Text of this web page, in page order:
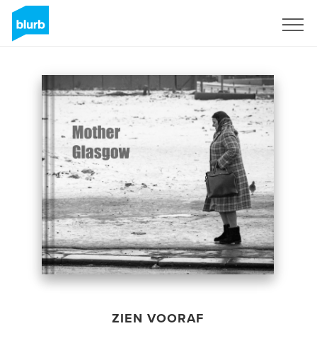
ZIEN VOORAF